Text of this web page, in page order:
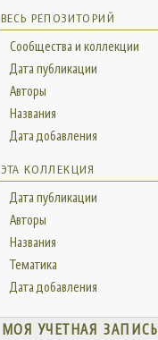
ВЕСЬ РЕПОЗИТОРИЙ
Сообщества и коллекции
Дата публикации
Авторы
Названия
Дата добавления
ЭТА КОЛЛЕКЦИЯ
Дата публикации
Авторы
Названия
Тематика
Дата добавления
МОЯ УЧЕТНАЯ ЗАПИСЬ